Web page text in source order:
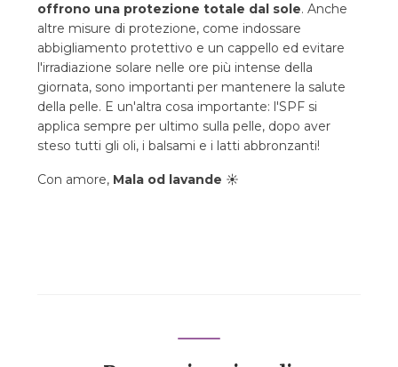
offrono una protezione totale dal sole. Anche
altre misure di protezione, come indossare
abbigliamento protettivo e un cappello ed evitare
l'irradiazione solare nelle ore più intense della
giornata, sono importanti per mantenere la salute
della pelle. E un'altra cosa importante: l'SPF si
applica sempre per ultimo sulla pelle, dopo aver
steso tutti gli oli, i balsami e i latti abbronzanti!
Con amore, Mala od lavande ☀️